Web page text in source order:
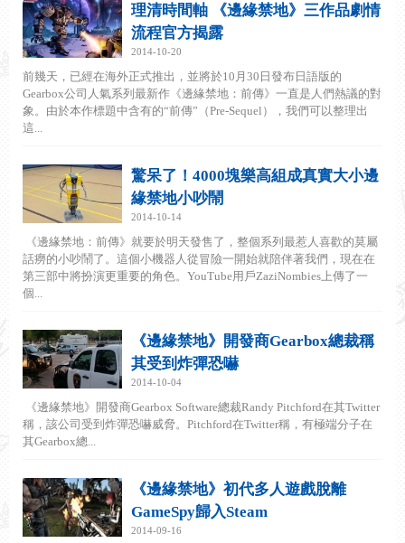
理清時間軸 《邊緣禁地》三作品劇情
流程官方揭露
2014-10-20
前幾天，已經在海外正式推出，並將於10月30日發布日語版的
Gearbox公司人氣系列最新作《邊緣禁地：前傳》一直是人們熱議的對
象。由於本作標題中含有的“前傳”（Pre-Sequel），我們可以整理出
這...
驚呆了！4000塊樂高組成真實大小邊
緣禁地小吵鬧
2014-10-14
《邊緣禁地：前傳》就要於明天發售了，整個系列最惹人喜歡的莫屬
話癆的小吵鬧了。這個小機器人從冒險一開始就陪伴著我們，現在在
第三部中將扮演更重要的角色。YouTube用戶ZaziNombies上傳了一
個...
《邊緣禁地》開發商Gearbox總裁稱
其受到炸彈恐嚇
2014-10-04
《邊緣禁地》開發商Gearbox Software總裁Randy Pitchford在其Twitter
稱，該公司受到炸彈恐嚇威脅。Pitchford在Twitter稱，有極端分子在
其Gearbox總...
《邊緣禁地》初代多人遊戲脫離
GameSpy歸入Steam
2014-09-16